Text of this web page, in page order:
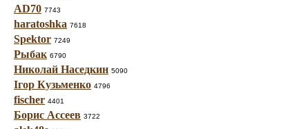
AD70 7743
haratoshka 7618
Spektor 7249
Рыбак 6790
Николай Наседкин 5090
Ігор Кузьменко 4796
fischer 4401
Борис Ассеев 3722